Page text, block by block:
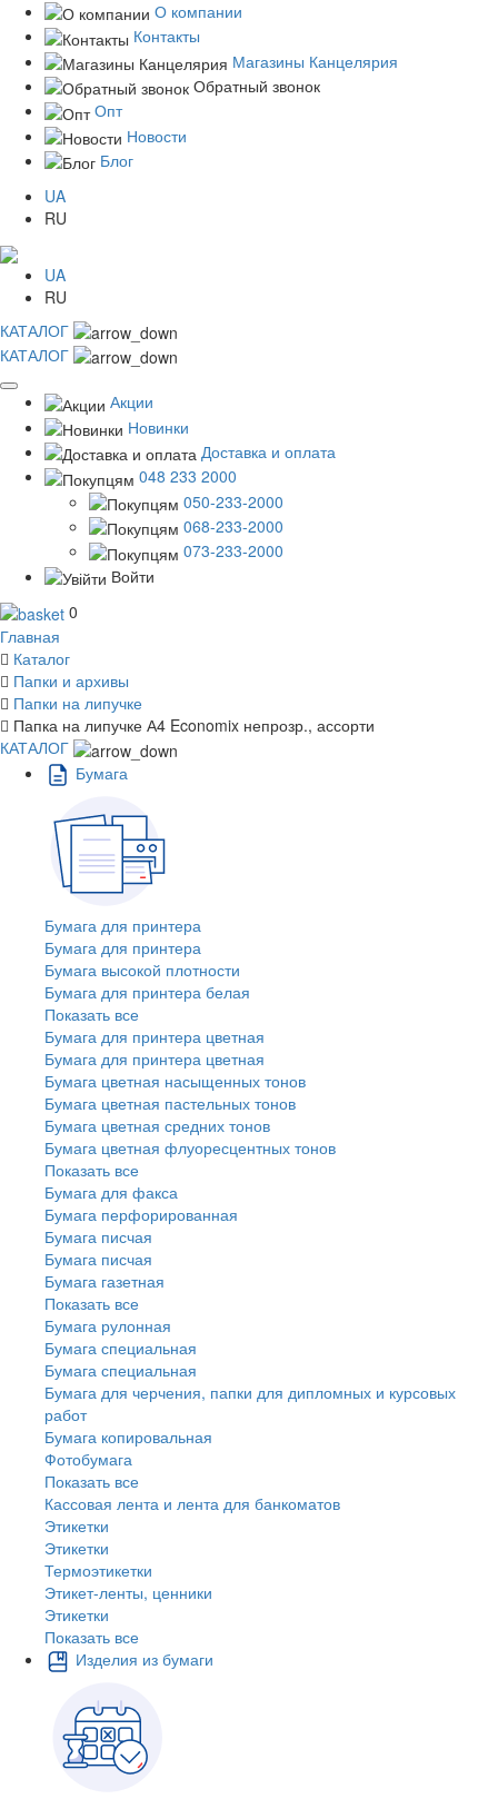
О компании
Контакты
Магазины Канцелярия
Обратный звонок
Опт
Новости
Блог
UA
RU
UA
RU
КАТАЛОГ
КАТАЛОГ
Акции
Новинки
Доставка и оплата
048 233 2000
050-233-2000
068-233-2000
073-233-2000
Войти
0
Главная
Каталог
Папки и архивы
Папки на липучке
Папка на липучке А4 Economix непрозр., ассорти
КАТАЛОГ
Бумага
Бумага для принтера
Бумага для принтера
Бумага высокой плотности
Бумага для принтера белая
Показать все
Бумага для принтера цветная
Бумага для принтера цветная
Бумага цветная насыщенных тонов
Бумага цветная пастельных тонов
Бумага цветная средних тонов
Бумага цветная флуоресцентных тонов
Показать все
Бумага для факса
Бумага перфорированная
Бумага писчая
Бумага писчая
Бумага газетная
Показать все
Бумага рулонная
Бумага специальная
Бумага специальная
Бумага для черчения, папки для дипломных и курсовых
работ
Бумага копировальная
Фотобумага
Показать все
Кассовая лента и лента для банкоматов
Этикетки
Этикетки
Термоэтикетки
Этикет-ленты, ценники
Этикетки
Показать все
Изделия из бумаги